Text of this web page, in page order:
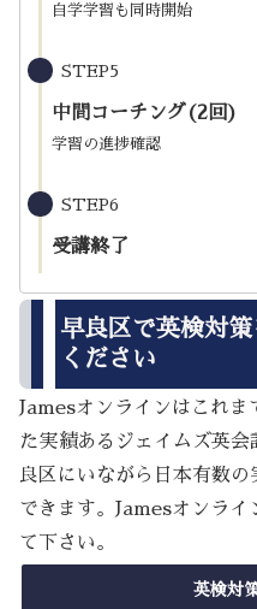
自学学習も同時開始
STEP5
中間コーチング(2回)
学習の進捗確認
STEP6
受講終了
早良区で英検対
ください
Jamesオンラインはこれま
た実績あるジェイムズ英
良区にいながら日本有数
できます。Jamesオンラ
て下さい。
英検対